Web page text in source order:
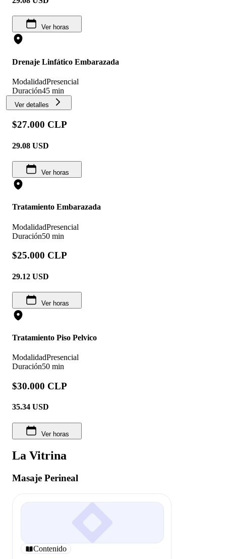
Ver horas
Drenaje Linfático Embarazada
ModalidadPresencial
Duración45 min
Ver detalles
$27.000 CLP
29.08 USD
Ver horas
Tratamiento Embarazada
ModalidadPresencial
Duración50 min
$25.000 CLP
29.12 USD
Ver horas
Tratamiento Piso Pelvico
ModalidadPresencial
Duración50 min
$30.000 CLP
35.34 USD
Ver horas
La Vitrina
Masaje Perineal
Contenido